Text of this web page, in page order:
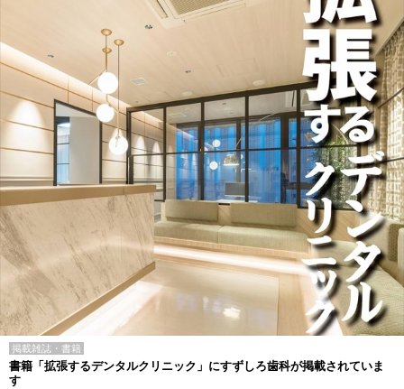
掲載雑誌・書籍
書籍「拡張するデンタルクリニック」にすずしろ歯科が掲載されていま
す